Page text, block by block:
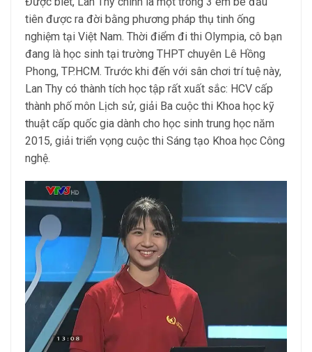
tiên được ra đời bằng phương pháp thụ tinh ống
nghiệm tại Việt Nam. Thời điểm đi thi Olympia, cô bạn
đang là học sinh tại trường THPT chuyên Lê Hồng
Phong, TP.HCM. Trước khi đến với sân chơi trí tuệ này,
Lan Thy có thành tích học tập rất xuất sắc: HCV cấp
thành phố môn Lịch sử, giải Ba cuộc thi Khoa học kỹ
thuật cấp quốc gia dành cho học sinh trung học năm
2015, giải triển vọng cuộc thi Sáng tạo Khoa học Công
nghệ.